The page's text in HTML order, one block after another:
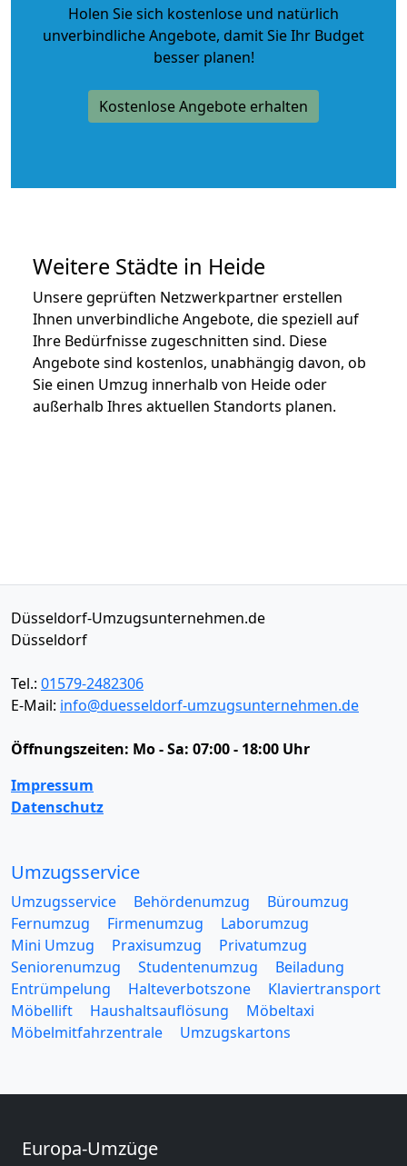
Holen Sie sich kostenlose und natürlich
unverbindliche Angebote, damit Sie Ihr Budget
besser planen!
Kostenlose Angebote erhalten
Weitere Städte in Heide
Unsere geprüften Netzwerkpartner erstellen
Ihnen unverbindliche Angebote, die speziell auf
Ihre Bedürfnisse zugeschnitten sind. Diese
Angebote sind kostenlos, unabhängig davon, ob
Sie einen Umzug innerhalb von Heide oder
außerhalb Ihres aktuellen Standorts planen.
Düsseldorf-Umzugsunternehmen.de
Düsseldorf
Tel.: 01579-2482306
E-Mail: info@duesseldorf-umzugsunternehmen.de
Öffnungszeiten: Mo - Sa: 07:00 - 18:00 Uhr
Impressum
Datenschutz
Umzugsservice
Umzugsservice Behördenumzug
Büroumzug
Fernumzug
Firmenumzug
Laborumzug
Mini Umzug
Praxisumzug
Privatumzug
Seniorenumzug
Studentenumzug
Beiladung
Entrümpelung
Halteverbotszone
Klaviertransport
Möbellift
Haushaltsauflösung
Möbeltaxi
Möbelmitfahrzentrale
Umzugskartons
Europa-Umzüge